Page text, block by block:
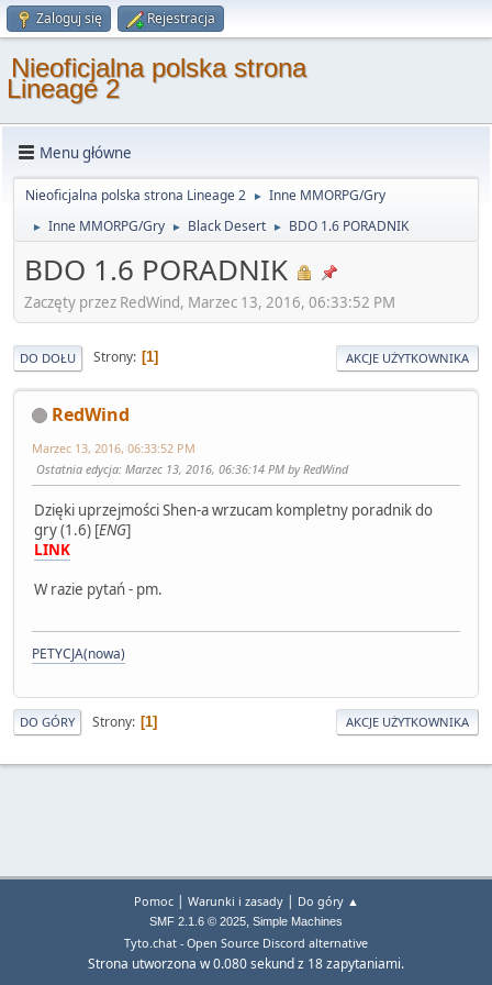
Zaloguj się Rejestracja
Nieoficjalna polska strona
Lineage 2
Menu główne
Nieoficjalna polska strona Lineage 2 ► Inne MMORPG/Gry
► Inne MMORPG/Gry ► Black Desert ► BDO 1.6 PORADNIK
BDO 1.6 PORADNIK
Zaczęty przez RedWind, Marzec 13, 2016, 06:33:52 PM
DO DOŁU Strony 1 AKCJE UŻYTKOWNIKA
RedWind
Marzec 13, 2016, 06:33:52 PM
Ostatnia edycja: Marzec 13, 2016, 06:36:14 PM by RedWind
Dzięki uprzejmości Shen-a wrzucam kompletny poradnik do
gry (1.6) [ENG]
LINK
W razie pytań - pm.
PETYCJA(nowa)
DO GÓRY Strony 1 AKCJE UŻYTKOWNIKA
Pomoc| Warunki i zasady| Do góry ▲
SMF 2.1.6 © 2025, Simple Machines
Tyto.chat - Open Source Discord alternative
Strona utworzona w 0.080 sekund z 18 zapytaniami.